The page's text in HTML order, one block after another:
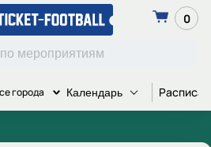
0
города Календарь